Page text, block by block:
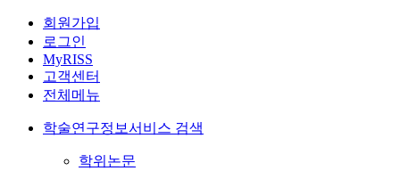
회원가입
로그인
MyRISS
고객센터
전체메뉴
학술연구정보서비스 검색
학위논문